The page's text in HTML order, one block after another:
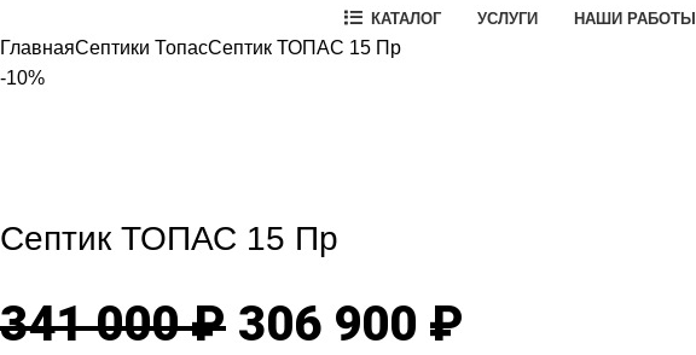
КАТАЛОГ УСЛУГИ НАШИ РАБОТЫ
ГлавнаяСептики ТопасСептик ТОПАС 15 Пр
-10%
Септик ТОПАС 15 Пр
341 000₽ Первоначальная
306 900 ₽